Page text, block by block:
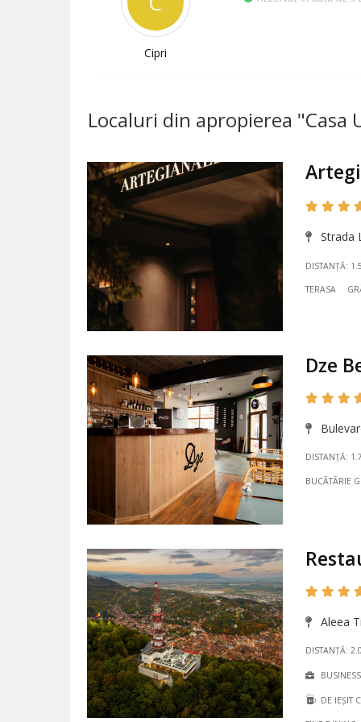
Cipri
Localuri din apropierea "Casa
Strada
DISTANȚĂ:
TERASA
Dze
DISTANȚĂ:
BUCÃTÃRIE
Aleea
DISTANȚĂ:
BUSINESS
DE IEȘIT